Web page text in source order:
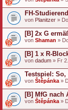
FH-
von Planitzer »
[B] 2x G
von Shaman »
[B] 1 x R-
von dadum » Fr
Testspiel: So,
von Štěpánka »
[B] MfG nach
von Štěpánka »